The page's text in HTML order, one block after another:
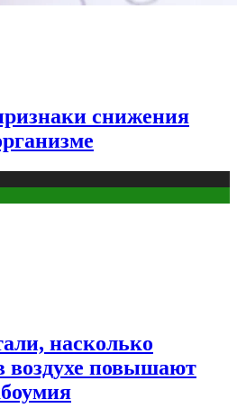
снижения
насколько
воздухе повышают